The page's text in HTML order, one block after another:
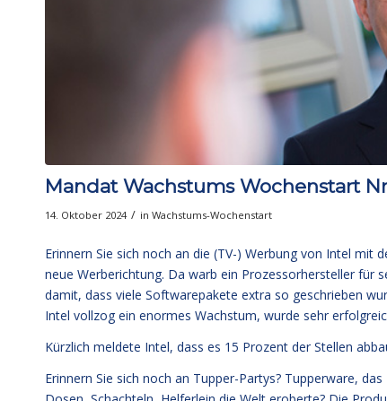
Mandat Wachstums Wochenstart
14. Oktober 2024 / in Wachstums-Wochenstart
Erinnern Sie sich noch an die (TV-) Werbung von Intel mit
neue Werberichtung. Da warb ein Prozessorhersteller für
damit, dass viele Softwarepakete extra so geschrieben
Intel vollzog ein enormes Wachstum, wurde sehr
Kürzlich meldete Intel, dass es 15 Prozent der Stellen
Erinnern Sie sich noch an Tupper-Partys? Tupperware,